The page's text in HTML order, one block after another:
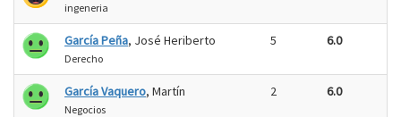
ingeneria
García Peña, José Heriberto
Derecho
5 6.0
García Vaquero, Martín
Negocios
2 6.0